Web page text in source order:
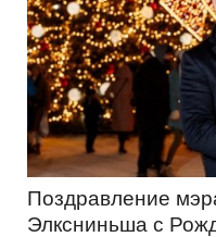
Поздравление
Элксниньша с